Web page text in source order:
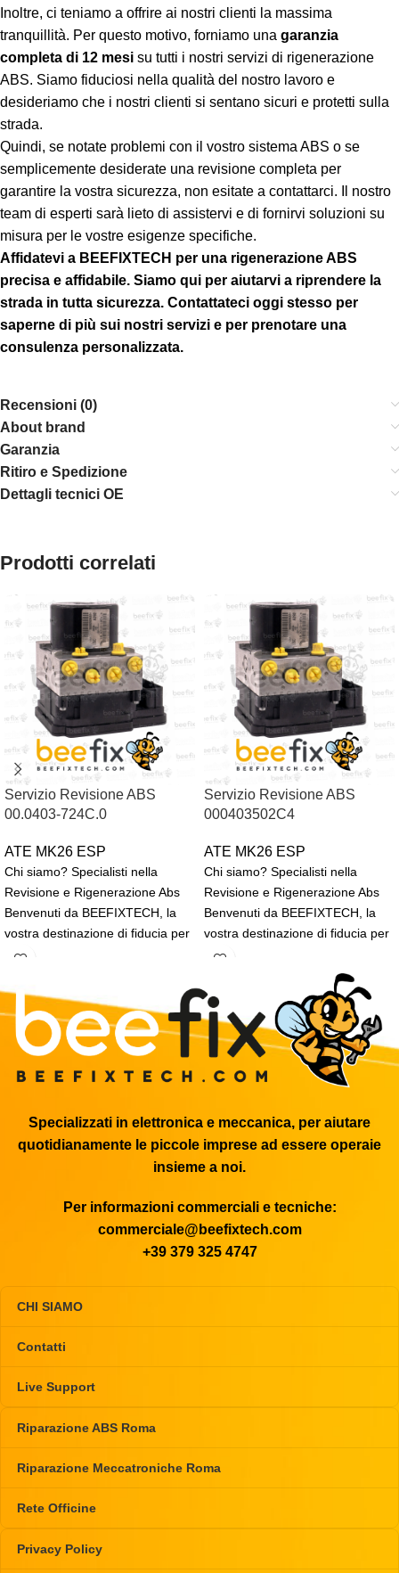
Inoltre, ci teniamo a offrire ai nostri clienti la massima
tranquillità. Per questo motivo, forniamo una garanzia
completa di 12 mesi su tutti i nostri servizi di rigenerazione
ABS. Siamo fiduciosi nella qualità del nostro lavoro e
desideriamo che i nostri clienti si sentano sicuri e protetti sulla
strada.
Quindi, se notate problemi con il vostro sistema ABS o se
semplicemente desiderate una revisione completa per
garantire la vostra sicurezza, non esitate a contattarci. Il nostro
team di esperti sarà lieto di assistervi e di fornirvi soluzioni su
misura per le vostre esigenze specifiche.
Affidatevi a BEEFIXTECH per una rigenerazione ABS
precisa e affidabile. Siamo qui per aiutarvi a riprendere la
strada in tutta sicurezza. Contattateci oggi stesso per
saperne di più sui nostri servizi e per prenotare una
consulenza personalizzata.
Recensioni (0)
About brand
Garanzia
Ritiro e Spedizione
Dettagli tecnici OE
Prodotti correlati
Servizio Revisione ABS
00.0403-724C.0
ATE MK26 ESP
Chi siamo? Specialisti nella
Revisione e Rigenerazione Abs
Benvenuti da BEEFIXTECH, la
vostra destinazione di fiducia per
la rigenerazione, revisione
Servizio Revisione ABS
000403502C4
ATE MK26 ESP
Chi siamo? Specialisti nella
Revisione e Rigenerazione Abs
Benvenuti da BEEFIXTECH, la
vostra destinazione di fiducia per
la rigenerazione, revisione
Specializzati in elettronica e meccanica, per aiutare
quotidianamente le piccole imprese ad essere operaie
insieme a noi.
Per informazioni commerciali e tecniche:
commerciale@beefixtech.com
+39 379 325 4747
CHI SIAMO
Contatti
Live Support
Riparazione ABS Roma
Riparazione Meccatroniche Roma
Rete Officine
Privacy Policy